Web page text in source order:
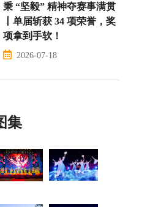
秉 “坚毅” 精神夺赛事满贯
丨单届斩获 34 项荣誉，奖
项拿到手软！
2026-07-18
集